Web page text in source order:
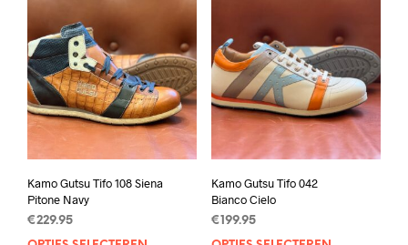
Kamo Gutsu Tifo 108 Siena
Pitone Navy
€229.95
Kamo Gutsu Tifo 042
Bianco Cielo
€ 199.95